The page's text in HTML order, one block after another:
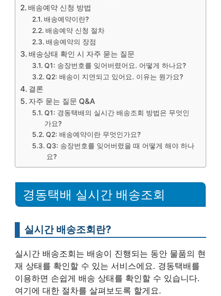
배송예약 신청 방법
배송예약이란?
배송예약 신청 절차
배송예약의 장점
배송상태 확인 시 자주 묻는 질문
Q1: 송장번호를 잊어버렸어요. 어떻게 하나요?
Q2: 배송이 지연되고 있어요. 이유는 뭔가요?
결론
자주 묻는 질문 Q&A
Q1: 경동택배의 실시간 배송조회 방법은 무엇인
가요?
Q2: 배송예약이란 무엇인가요?
Q3: 송장번호를 잊어버렸을 때 어떻게 해야 하나
요?
경동택배 실시간 배송조회
실시간 배송조회란?
실시간 배송조회는 배송이 진행되는 동안 물품의 현
재 상태를 확인할 수 있는 서비스에요. 경동택배를
이용하면 손쉽게 배송 상태를 확인할 수 있습니다.
여기에 대한 절차를 살펴보도록 할게요.